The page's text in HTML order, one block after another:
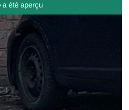
a été aperçu